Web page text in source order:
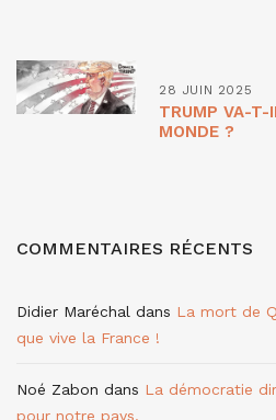
28 JUIN 2025
TRUMP VA-T-
MONDE ?
COMMENTAIRES RÉCENTS
Didier Maréchal dans La mort de
que vive la France !
Noé Zabon dans La démocratie
pour notre pays.